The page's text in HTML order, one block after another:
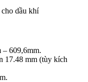
cho dầu khí
– 609,6mm.
17.48 mm (tùy kích